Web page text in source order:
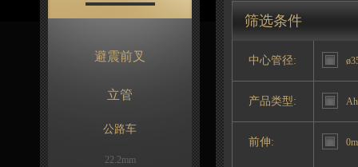
避震前叉
立管
公路车
22.2mm
筛选条件
中心管径:
产品类型:
前伸: